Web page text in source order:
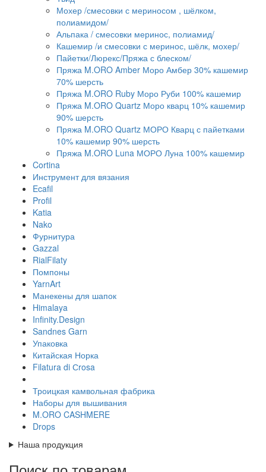
Мохер /смесовки с мериносом , шёлком,
полиамидом/
Альпака / смесовки меринос, полиамид/
Кашемир /и смесовки с меринос, шёлк, мохер/
Пайетки/Люрекс/Пряжа с блеском/
Пряжа M.ORO Amber Моро Амбер 30% кашемир
70% шерсть
Пряжа M.ORO Ruby Моро Руби 100% кашемир
Пряжа M.ORO Quartz Моро кварц 10% кашемир
90% шерсть
Пряжа M.ORO Quartz МОРО Кварц с пайетками
10% кашемир 90% шерсть
Пряжа M.ORO Luna МОРО Луна 100% кашемир
Cortina
Инструмент для вязания
Ecafil
Profil
Katia
Nako
Фурнитура
Gazzal
RialFilaty
Помпоны
YarnArt
Манекены для шапок
Himalaya
Infinity.Design
Sandnes Garn
Упаковка
Китайская Норка
Filatura di Сrosa
Троицкая камвольная фабрика
Наборы для вышивания
M.ORO CASHMERE
Drops
Наша продукция